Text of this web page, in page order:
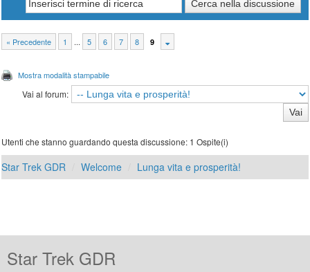
« Precedente 1 ... 5 6 7 8 9
Mostra modalità stampabile
Vai al forum:
Utenti che stanno guardando questa discussione: 1 Ospite(i)
Star Trek GDR Welcome Lunga vita e prosperità!
Star Trek GDR